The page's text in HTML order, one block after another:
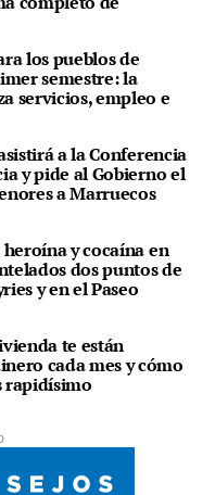
los pueblos de
semestre: la
servicios, empleo e
a la Conferencia
y pide al Gobierno el
a Marruecos
y cocaína en
dos puntos de
y en el Paseo
te están
cada mes y cómo
rapidísimo